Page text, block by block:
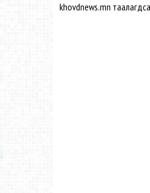
khovdnews.mn